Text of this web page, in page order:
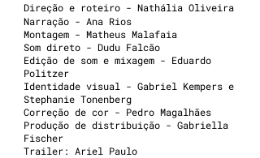
Direção e roteiro - Nathália Oliveira
Narração - Ana Rios
Montagem - Matheus Malafaia
Som direto - Dudu Falcão
Edição de som e mixagem - Eduardo
Politzer
Identidade visual - Gabriel Kempers e
Stephanie Tonenberg
Correção de cor - Pedro Magalhães
Produção de distribuição - Gabriella
Fischer
Trailer: Ariel Paulo